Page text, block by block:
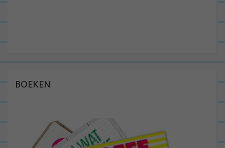
BOEKEN